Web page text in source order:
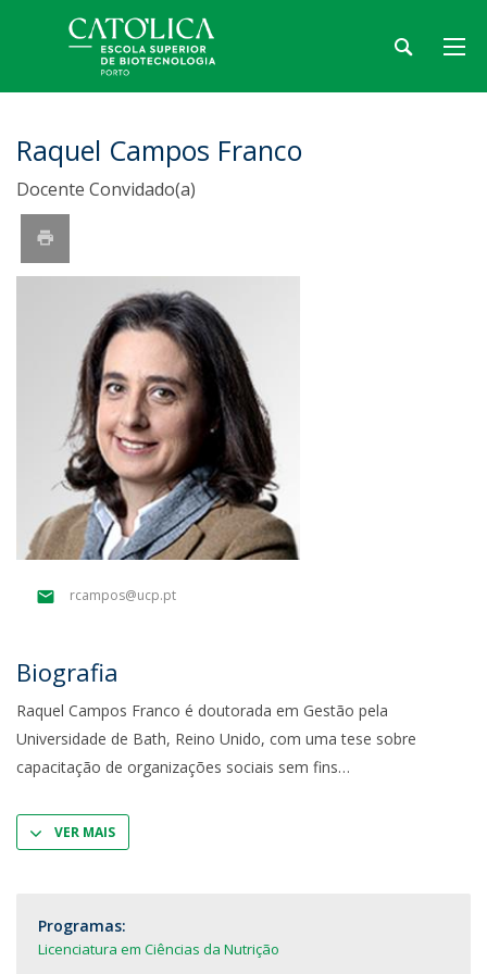
Raquel Campos Franco
Docente Convidado(a)
rcampos@ucp.pt
Biografia
Raquel Campos Franco é doutorada em Gestão pela
Universidade de Bath, Reino Unido, com uma tese sobre
capacitação de organizações sociais sem fins
VER MAIS
Programas:
Licenciatura em Ciências da Nutrição